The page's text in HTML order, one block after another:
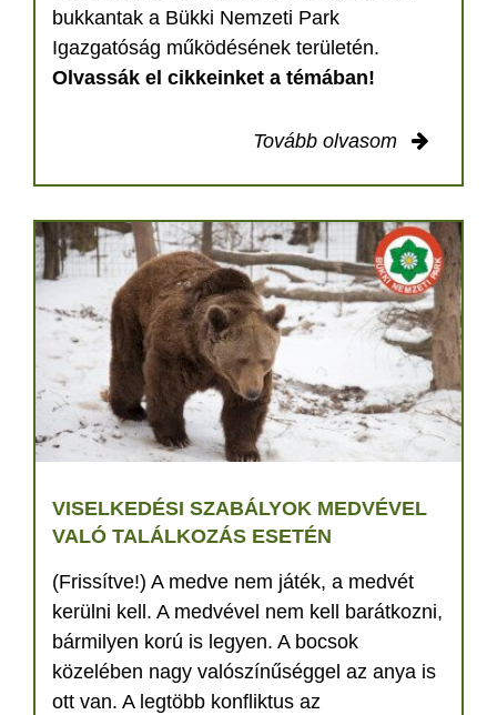
bukkantak a Bükki Nemzeti Park
Igazgatóság működésének területén.
Olvassák el cikkeinket a témában!
Tovább olvasom
VISELKEDÉSI SZABÁLYOK MEDVÉVEL
VALÓ TALÁLKOZÁS ESETÉN
(Frissítve!) A medve nem játék, a medvét
kerülni kell. A medvével nem kell barátkozni,
bármilyen korú is legyen. A bocsok
közelében nagy valószínűséggel az anya is
ott van. A legtöbb konfliktus az